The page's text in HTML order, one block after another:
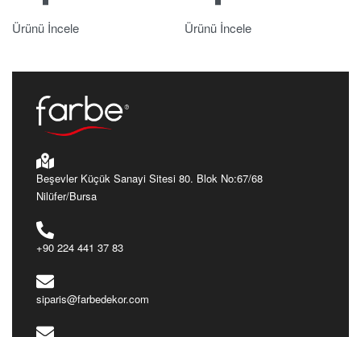
Ürünü İncele Ürünü İncele
Beşevler Küçük Sanayi Sitesi 80. Blok No:67/68
Nilüfer/Bursa
+90 224 441 37 83
siparis@farbedekor.com